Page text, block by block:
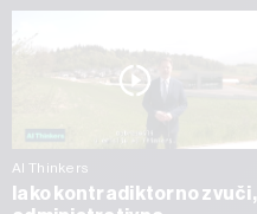
AI Thinkers
Iako kontradiktorno zvuči,